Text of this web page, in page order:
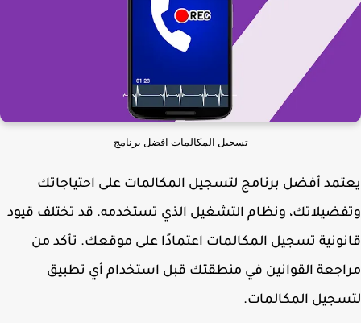
تسجيل المكالمات افضل برنامج
أفضل برنامج لتسجيل المكالمات على احتياجاتك
ونظام التشغيل الذي تستخدمه. قد تختلف قيود
تسجيل المكالمات اعتمادًا على موقعك. تأكد من
القوانين في منطقتك قبل استخدام أي تطبيق
المكالمات.